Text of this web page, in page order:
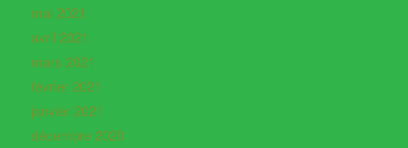
mai 2021
avril 2021
mars 2021
février 2021
janvier 2021
décembre 2020